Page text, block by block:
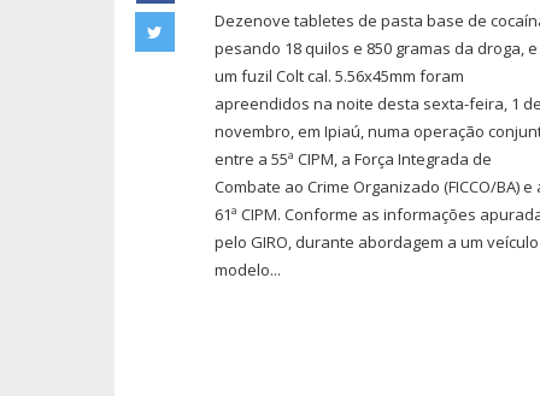
Dezenove tabletes de pasta base de
pesando 18 quilos e 850 gramas da droga, e
um fuzil Colt cal. 5.56x45mm foram
apreendidos na noite desta sexta-feira, 1
novembro, em Ipiaú, numa operação
entre a 55ª CIPM, a Força Integrada de
Combate ao Crime Organizado (FICCO/BA) e
61ª CIPM. Conforme as informações
pelo GIRO, durante abordagem a um veículo
modelo...